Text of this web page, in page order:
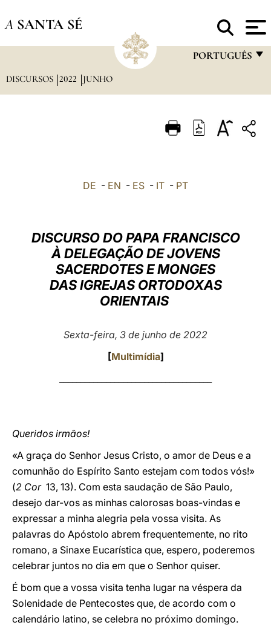
A SANTA SÉ
PORTUGUÊS
ITALIANO
العربيّة
中文
LATINE
DISCURSOS 2022 JUNHO
DE - EN - ES - IT - PT
DISCURSO DO PAPA FRANCISCO
À DELEGAÇÃO DE JOVENS
SACERDOTES E MONGES
DAS IGREJAS ORTODOXAS
ORIENTAIS
Sexta-feira, 3 de junho de 2022
[Multimídia]
Queridos irmãos!
«A graça do Senhor Jesus Cristo, o amor de Deus e a
comunhão do Espírito Santo estejam com todos vós!»
(2 Cor 13, 13). Com esta saudação de São Paulo,
desejo dar-vos as minhas calorosas boas-vindas e
expressar a minha alegria pela vossa visita. As
palavras do Apóstolo abrem frequentemente, no rito
romano, a Sinaxe Eucarística que, espero, poderemos
celebrar juntos no dia em que o Senhor quiser.
É bom que a vossa visita tenha lugar na véspera da
Solenidade de Pentecostes que, de acordo com o
calendário latino, se celebra no próximo domingo.